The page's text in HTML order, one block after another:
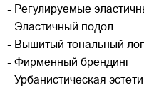
- Регулируемые
- Эластичный подол
- Вышитый тональный
- Фирменный брендинг
- Урбанистическая